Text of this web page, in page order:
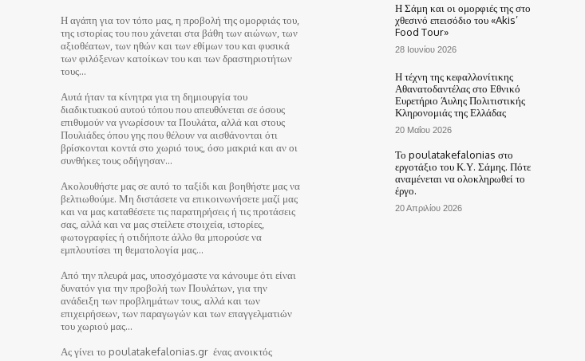
Η αγάπη για τον τόπο μας, η προβολή της ομορφιάς του,
της ιστορίας του που χάνεται στα βάθη των αιώνων, των
αξιοθέατων, των ηθών και των εθίμων του και φυσικά
των φιλόξενων κατοίκων του και των δραστηριοτήτων
τους…
Αυτά ήταν τα κίνητρα για τη δημιουργία του
διαδικτυακού αυτού τόπου που απευθύνεται σε όσους
επιθυμούν να γνωρίσουν τα Πουλάτα, αλλά και στους
Πουλιάδες όπου γης που θέλουν να αισθάνονται ότι
βρίσκονται κοντά στο χωριό τους, όσο μακριά και αν οι
συνθήκες τους οδήγησαν…
Ακολουθήστε μας σε αυτό το ταξίδι και βοηθήστε μας να
βελτιωθούμε. Μη διστάσετε να επικοινωνήσετε μαζί μας
και να μας καταθέσετε τις παρατηρήσεις ή τις προτάσεις
σας, αλλά και να μας στείλετε στοιχεία, ιστορίες,
φωτογραφίες ή οτιδήποτε άλλο θα μπορούσε να
εμπλουτίσει τη θεματολογία μας…
Από την πλευρά μας, υποσχόμαστε να κάνουμε ότι είναι
δυνατόν για την προβολή των Πουλάτων, για την
ανάδειξη των προβλημάτων τους, αλλά και των
επιχειρήσεων, των παραγωγών και των επαγγελματιών
του χωριού μας…
Ας γίνει το poulatakefalonias.gr ένας ανοικτός
Η Σάμη και οι ομορφιές της στο
χθεσινό επεισόδιο του «Akis’
Food Tour»
28 Ιουνίου 2026
Η τέχνη της κεφαλλονίτικης
Αθανατοδαντέλας στο Εθνικό
Ευρετήριο Άυλης Πολιτιστικής
Κληρονομιάς της Ελλάδας
20 Μαΐου 2026
Το poulatakefalonias στο
εργοτάξιο του Κ.Υ. Σάμης. Πότε
αναμένεται να ολοκληρωθεί το
έργο.
20 Απριλίου 2026